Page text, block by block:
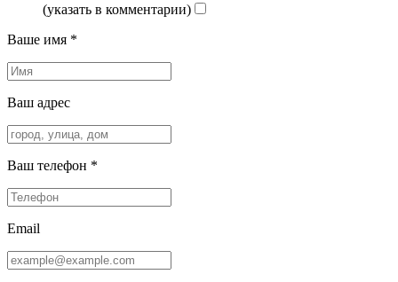
(указать в комментарии)
Ваше имя *
Ваш адрес
Ваш телефон *
Email